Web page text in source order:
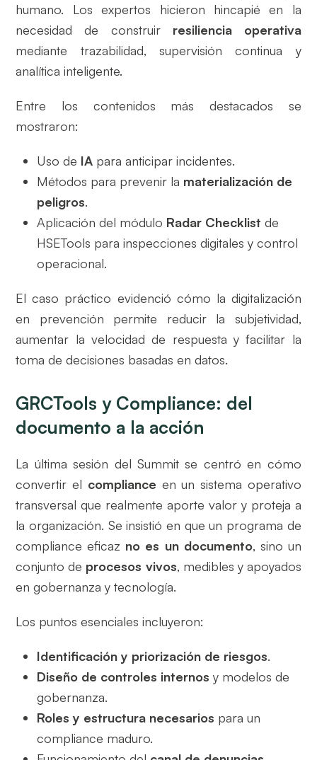
humano. Los expertos hicieron hincapié en la
necesidad de construir resiliencia operativa
mediante trazabilidad, supervisión continua y
analítica inteligente.
Entre los contenidos más destacados se
mostraron:
Uso de IA para anticipar incidentes.
Métodos para prevenir la materialización de
peligros.
Aplicación del módulo Radar Checklist de
HSETools para inspecciones digitales y control
operacional.
El caso práctico evidenció cómo la digitalización
en prevención permite reducir la subjetividad,
aumentar la velocidad de respuesta y facilitar la
toma de decisiones basadas en datos.
GRCTools y Compliance: del
documento a la acción
La última sesión del Summit se centró en cómo
convertir el compliance en un sistema operativo
transversal que realmente aporte valor y proteja a
la organización. Se insistió en que un programa de
compliance eficaz no es un documento, sino un
conjunto de procesos vivos, medibles y apoyados
en gobernanza y tecnología.
Los puntos esenciales incluyeron:
Identificación y priorización de riesgos.
Diseño de controles internos y modelos de
gobernanza.
Roles y estructura necesarios para un
compliance maduro.